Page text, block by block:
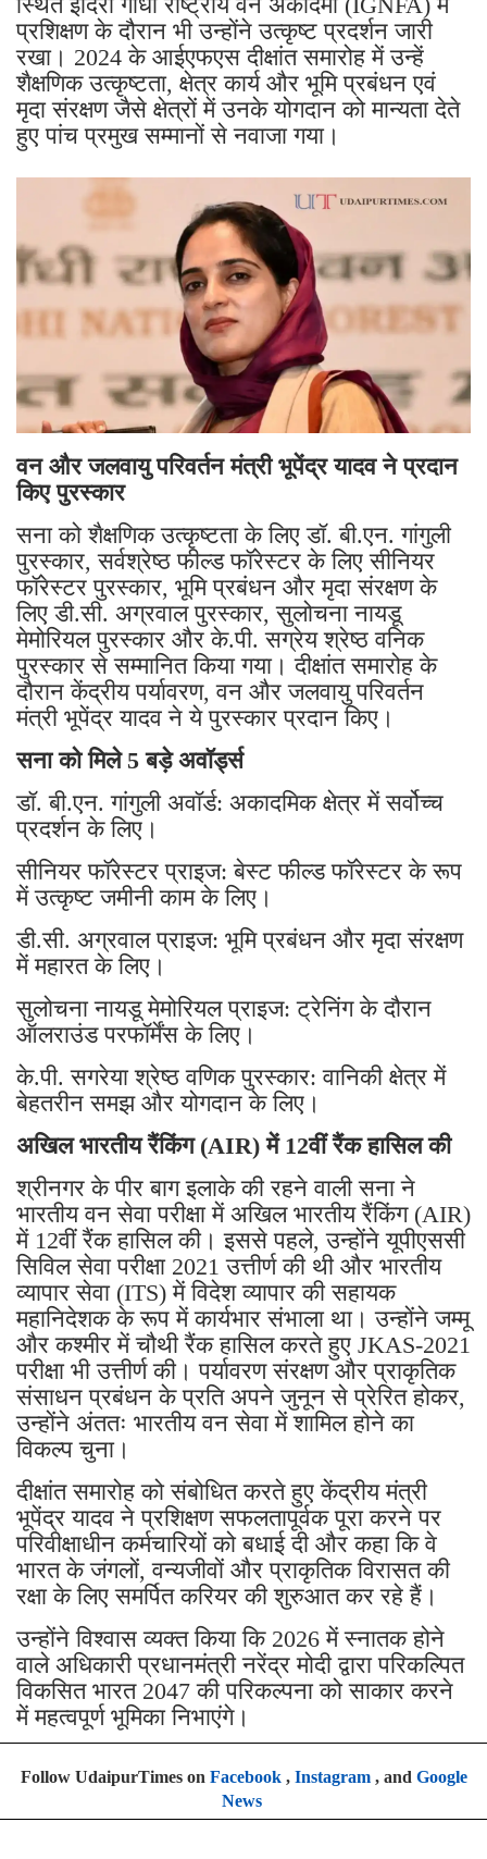
प्रशिक्षण के दौरान भी उन्होंने उत्कृष्ट प्रदर्शन जारी
रखा। 2024 के आईएफएस दीक्षांत समारोह में उन्हें
शैक्षणिक उत्कृष्टता, क्षेत्र कार्य और भूमि प्रबंधन एवं
मृदा संरक्षण जैसे क्षेत्रों में उनके योगदान को मान्यता देते
हुए पांच प्रमुख सम्मानों से नवाजा गया।
वन और जलवायु परिवर्तन मंत्री भूपेंद्र यादव ने प्रदान
किए पुरस्कार
सना को शैक्षणिक उत्कृष्टता के लिए डॉ. बी.एन. गांगुली
पुरस्कार, सर्वश्रेष्ठ फील्ड फॉरेस्टर के लिए सीनियर
फॉरेस्टर पुरस्कार, भूमि प्रबंधन और मृदा संरक्षण के
लिए डी.सी. अग्रवाल पुरस्कार, सुलोचना नायडू
मेमोरियल पुरस्कार और के.पी. सग्रेय श्रेष्ठ वनिक
पुरस्कार से सम्मानित किया गया। दीक्षांत समारोह के
दौरान केंद्रीय पर्यावरण, वन और जलवायु परिवर्तन
मंत्री भूपेंद्र यादव ने ये पुरस्कार प्रदान किए।
सना को मिले 5 बड़े अवॉर्ड्स
डॉ. बी.एन. गांगुली अवॉर्ड: अकादमिक क्षेत्र में सर्वोच्च
प्रदर्शन के लिए।
सीनियर फॉरेस्टर प्राइज: बेस्ट फील्ड फॉरेस्टर के रूप
में उत्कृष्ट जमीनी काम के लिए।
डी.सी. अग्रवाल प्राइज: भूमि प्रबंधन और मृदा संरक्षण
में महारत के लिए।
सुलोचना नायडू मेमोरियल प्राइज: ट्रेनिंग के दौरान
ऑलराउंड परफॉर्मेंस के लिए।
के.पी. सगरेया श्रेष्ठ वणिक पुरस्कार: वानिकी क्षेत्र में
बेहतरीन समझ और योगदान के लिए।
अखिल भारतीय रैंकिंग (AIR) में 12वीं रैंक हासिल की
श्रीनगर के पीर बाग इलाके की रहने वाली सना ने
भारतीय वन सेवा परीक्षा में अखिल भारतीय रैंकिंग (AIR)
में 12वीं रैंक हासिल की। ​​इससे पहले, उन्होंने यूपीएससी
सिविल सेवा परीक्षा 2021 उत्तीर्ण की थी और भारतीय
व्यापार सेवा (ITS) में विदेश व्यापार की सहायक
महानिदेशक के रूप में कार्यभार संभाला था। उन्होंने जम्मू
और कश्मीर में चौथी रैंक हासिल करते हुए JKAS-2021
परीक्षा भी उत्तीर्ण की। पर्यावरण संरक्षण और प्राकृतिक
संसाधन प्रबंधन के प्रति अपने जुनून से प्रेरित होकर,
उन्होंने अंततः भारतीय वन सेवा में शामिल होने का
विकल्प चुना।
दीक्षांत समारोह को संबोधित करते हुए केंद्रीय मंत्री
भूपेंद्र यादव ने प्रशिक्षण सफलतापूर्वक पूरा करने पर
परिवीक्षाधीन कर्मचारियों को बधाई दी और कहा कि वे
भारत के जंगलों, वन्यजीवों और प्राकृतिक विरासत की
रक्षा के लिए समर्पित करियर की शुरुआत कर रहे हैं।
उन्होंने विश्वास व्यक्त किया कि 2026 में स्नातक होने
वाले अधिकारी प्रधानमंत्री नरेंद्र मोदी द्वारा परिकल्पित
विकसित भारत 2047 की परिकल्पना को साकार करने
में महत्वपूर्ण भूमिका निभाएंगे।
Follow UdaipurTimes on Facebook, Instagram, and Google
News